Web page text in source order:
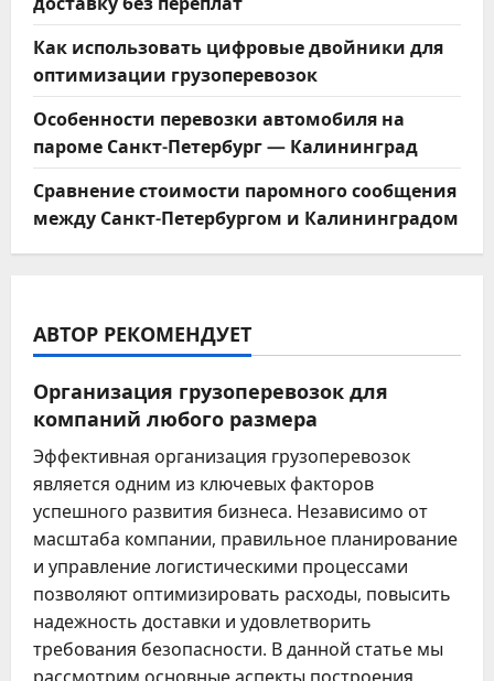
Как использовать цифровые двойники для
оптимизации грузоперевозок
Особенности перевозки автомобиля на
пароме Санкт-Петербург — Калининград
Сравнение стоимости паромного сообщения
между Санкт-Петербургом и Калининградом
АВТОР РЕКОМЕНДУЕТ
Организация грузоперевозок для
компаний любого размера
Эффективная организация грузоперевозок
является одним из ключевых факторов
успешного развития бизнеса. Независимо от
масштаба компании, правильное планирование
и управление логистическими процессами
позволяют оптимизировать расходы, повысить
надежность доставки и удовлетворить
требования безопасности. В данной статье мы